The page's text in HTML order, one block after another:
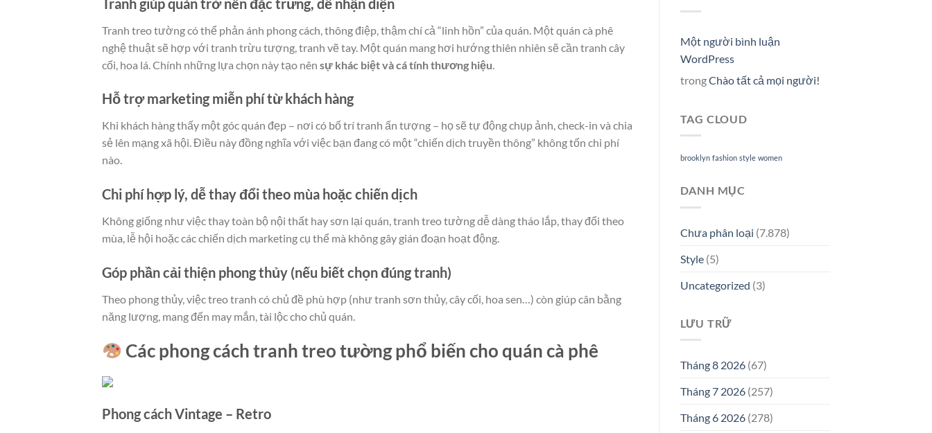
Tranh treo tường có thể phản ánh phong cách, thông điệp, thậm chí cả “linh hồn” của quán. Một quán cà phê
nghệ thuật sẽ hợp với tranh trừu tượng, tranh vẽ tay. Một quán mang hơi hướng thiên nhiên sẽ cần tranh cây
cối, hoa lá. Chính những lựa chọn này tạo nên sự khác biệt và cá tính thương hiệu
Hỗ trợ marketing miễn phí từ khách hàng
Khi khách hàng thấy một góc quán đẹp – nơi có bố trí tranh ấn tượng – họ sẽ tự động chụp ảnh, check-in và chia
sẻ lên mạng xã hội. Điều này đồng nghĩa với việc bạn đang có một “chiến dịch truyền thông” không tốn chi phí
nào.
Chi phí hợp lý, dễ thay đổi theo mùa hoặc chiến dịch
Không giống như việc thay toàn bộ nội thất hay sơn lại quán, tranh treo tường dễ dàng tháo lắp, thay đổi theo
mùa, lễ hội hoặc các chiến dịch marketing cụ thể mà không gây gián đoạn hoạt động.
Góp phần cải thiện phong thủy (nếu biết chọn đúng tranh)
Theo phong thủy, việc treo tranh có chủ đề phù hợp (như tranh sơn thủy, cây cối, hoa sen…) còn giúp cân bằng
năng lượng, mang đến may mắn, tài lộc cho chủ quán.
Các phong cách tranh treo tường phổ biến cho quán cà phê
Phong cách Vintage – Retro
Một người bình luận
WordPress
trongChào tất cả mọi người!
TAG CLOUD
brooklyn fashion style women
DANH MỤC
Chưa phân loại (7.878)
Style(5)
Uncategorized (3)
LƯU TRỮ
Tháng 8 2026(67)
Tháng 7 2026(257)
Tháng 6 2026(278)